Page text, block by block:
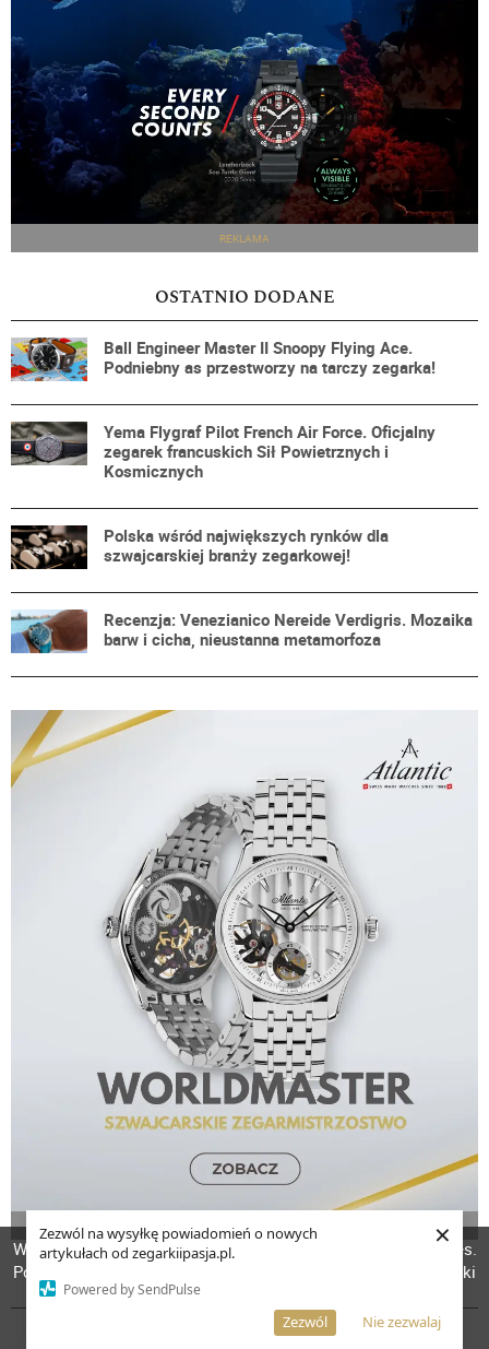
Zezwól na wysyłkę powiadomień o nowych
artykułach od zegarkiipasja.pl.
Powered by SendPulse
Nie zezwalaj
Zezwól
×
REKLAMA
OSTATNIO DODANE
Ball Engineer Master II Snoopy Flying Ace.
Podniebny as przestworzy na tarczy zegarka!
Yema Flygraf Pilot French Air Force. Oficjalny
zegarek francuskich Sił Powietrznych i
Kosmicznych
Polska wśród największych rynków dla
szwajcarskiej branży zegarkowej!
Recenzja: Venezianico Nereide Verdigris. Mozaika
barw i cicha, nieustanna metamorfoza
REKLAMA
POPULARNE FRAZY
W celu poprawienia jakości usług korzystamy z plików cookies.
Pozostanie na stronie oznacza, iż wyrażasz zgodę na to, że pliki
cookies będą przechowywane w Twoim urządzeniu.
Więcej informacji